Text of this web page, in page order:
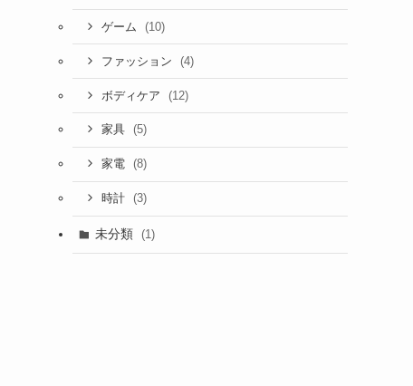
ゲーム (10)
ファッション (4)
ボディケア (12)
家具 (5)
家電 (8)
時計 (3)
未分類 (1)